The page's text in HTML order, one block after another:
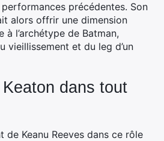
précédentes. Son
alors offrir une dimension
à l’archétype de Batman,
vieillissement et du leg d’un
dans tout
de Keanu Reeves dans ce rôle